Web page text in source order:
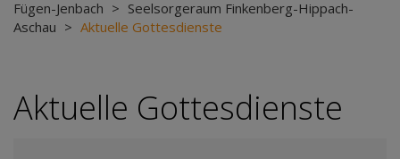
Fügen-Jenbach > Seelsorgeraum Finkenberg-Hippach-
Aschau > Aktuelle Gottesdienste
Aktuelle Gottesdienste